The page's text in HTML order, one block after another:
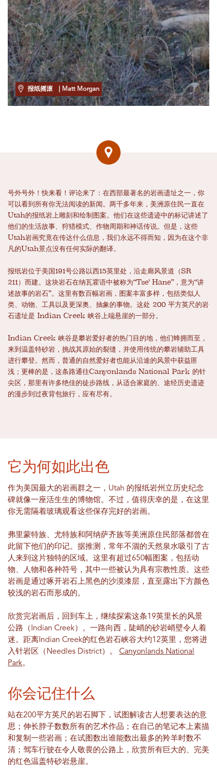
报纸摇滚 | Matt Morgan
号外号外！快来看！评论来了：在西部最著名的岩画遗址之一，你
可以看到所有你无法阅读的新闻。两千多年来，美洲原住民一直在
Utah的报纸岩上雕刻和绘制图案。他们在这些遗迹中的标记讲述了
他们的生活故事、狩猎模式、作物周期和神话传说。但是，这些
Utah岩画究竟在传达什么信息，我们永远不得而知，因为在这个非
凡的Utah景点没有任何实际的翻译。
报纸岩位于美国191号公路以西15英里处，沿走廊风景道（SR
211）而建。这块岩石在纳瓦霍语中被称为“Tse' Hane”，意为“讲
述故事的岩石”。这里有数百幅岩画，图案丰富多样，包括类似人
类、动物、工具以及更深奥、抽象的事物。这处 200 平方英尺的岩
石遗址是 Indian Creek 峡谷上端悬崖的一部分。
Indian Creek 峡谷是攀岩爱好者的热门目的地，他们蜂拥而至，
来到温盖特砂岩，挑战其原始的裂缝，并使用传统的攀岩辅助工具
进行攀登。然而，普通的自然爱好者也能从沿途的风景中获益匪
浅；更棒的是，这条路通往Canyonlands National Park 的针
尖区，那里有许多绝佳的徒步路线，从适合家庭的、途经历史遗迹
的漫步到过夜背包旅行，应有尽有。
它为何如此出色
作为美国最大的岩画群之一，Utah 的报纸岩州立历史纪念
碑就像一座活生生的博物馆。不过，值得庆幸的是，在这里
你无需隔着玻璃观看这些保存完好的岩画。
弗里蒙特族、尤特族和阿纳萨齐族等美洲原住民部落都曾在
此留下他们的印记。据推测，常年不涸的天然泉水吸引了古
人来到这片独特的区域。这里有超过650幅图案，包括动
物、人物和各种符号，其中一些被认为具有宗教性质。这些
岩画是通过啄开岩石上黑色的沙漠漆层，直至露出下方颜色
较浅的岩石而形成的。
欣赏完岩画后，回到车上，继续探索这条19英里长的风景
公路（Indian Creek）。一路向西，陡峭的砂岩峭壁令人着
迷。距离Indian Creek的红色岩石峡谷大约12英里，您将进
入针岩区（Needles District）。 Canyonlands National
Park。
你会记住什么
站在200平方英尺的岩石脚下，试图解读古人想要表达的意
思；伸长脖子数数所有的艺术作品；在自己的笔记本上素描
和复制一些岩画；在试图数出谁能数出最多的羚羊时数不
清；驾车行驶在令人敬畏的公路上，欣赏所有巨大的、完美
的红色温盖特砂岩悬崖。